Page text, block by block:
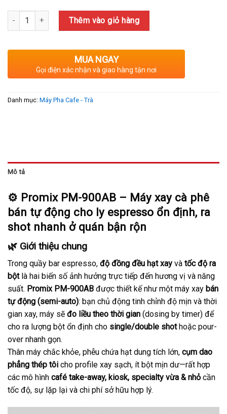
Số lượng Thêm vào giỏ hàng
MUA NGAY
Gọi điện xác nhận và giao hàng tận nơi
Danh mục: Máy Pha Cafe - Trà
Mô tả
⚙️ Promix PM-900AB – Máy xay cà phê
bán tự động cho ly espresso ổn định, ra
shot nhanh ở quán bận rộn
🌿 Giới thiệu chung
Trong quầy bar espresso, độ đồng đều hạt xay và tốc độ ra
bộtlà hai biến số ảnh hưởng trực tiếp đến hương vị và năng
suất. Promix PM-900AB được thiết kế như một máy xay bán
tự động (semi-auto): bạn chủ động tinh chỉnh độ mịn và thời
gian xay, máy sẽ đo liều theo thời gian (dosing by timer) để
cho ra lượng bột ổn định cho single/double shothoặc pour-
over nhanh gọn.
Thân máy chắc khỏe, phễu chứa hạt dung tích lớn, cụm dao
phẳng thép tôi cho profile xay sạch, ít bột mịn dư—rất hợp
các mô hình café take-away, kiosk, specialty vừa & nhỏ cần
tốc độ, sự lặp lại và chi phí sở hữu hợp lý.